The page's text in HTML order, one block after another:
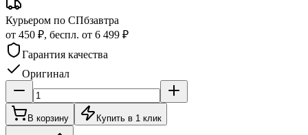
Курьером по СПбзавтра
от 450 ₽, беспл. от 6 499 ₽
Гарантия качества
Оригинал
В корзину Купить в 1 клик